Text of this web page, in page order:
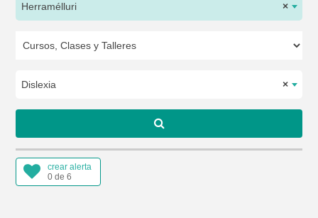
×
Herramélluri
×
Dislexia
crear alerta
0 de 6